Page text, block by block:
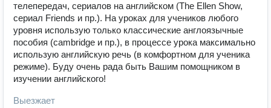
телепередач, сериалов на английском (The Ellen Show,
сериал Friends и пр.). На уроках для учеников любого
уровня использую только классические англоязычные
пособия (cambridge и пр.), в процессе урока максимально
использую английскую речь (в комфортном для ученика
режиме). Буду очень рада быть Вашим помощником в
изучении английского!
Выезжает